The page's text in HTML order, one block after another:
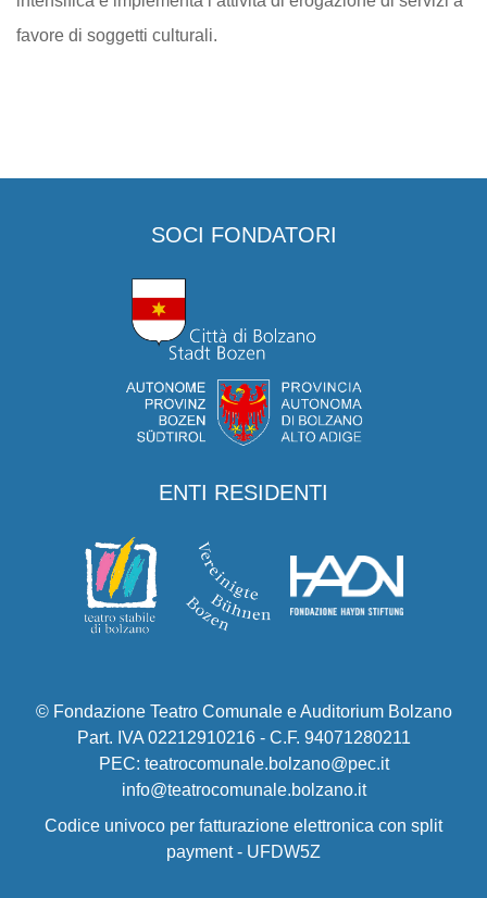
favore di soggetti culturali.
SOCI FONDATORI
ENTI RESIDENTI
© Fondazione Teatro Comunale e Auditorium Bolzano
Part. IVA 02212910216 - C.F. 94071280211
PEC: teatrocomunale.bolzano@pec.it
info@teatrocomunale.bolzano.it
Codice univoco per fatturazione elettronica con split
payment - UFDW5Z